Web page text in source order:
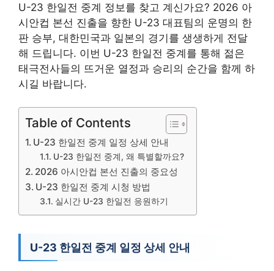
U-23 한일전 중계 정보를 찾고 계신가요? 2026 아
시안컵 본선 진출을 향한 U-23 대표팀의 운명의 한
판 승부, 대한민국과 일본의 경기를 생생하게 전달
해 드립니다. 이번 U-23 한일전 중계를 통해 젊은
태극전사들의 뜨거운 열정과 승리의 순간을 함께 하
시길 바랍니다.
Table of Contents
U-23 한일전 중계 일정 상세 안내
U-23 한일전 중계, 왜 특별할까요?
2026 아시안컵 본선 진출의 중요성
U-23 한일전 중계 시청 방법
실시간 U-23 한일전 응원하기
U-23 한일전 중계 일정 상세 안내